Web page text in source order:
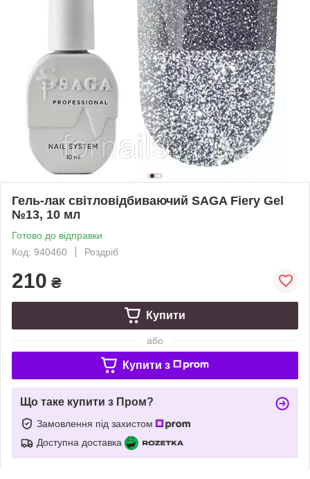
Гель-лак світловідбиваючий SAGA Fiery Gel
№13, 10 мл
Готово до відправки
Код: 940460
Роздріб
210 ₴
Купити
або
Купити з
Що таке купити з Пром?
Замовлення під захистом
Доступна доставка